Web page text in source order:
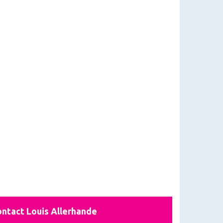
Louis Allerhande